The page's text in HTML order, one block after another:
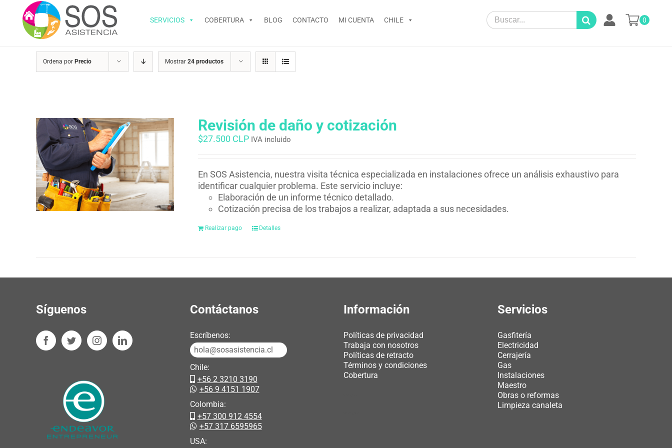
contenido
SERVICIOS COBERTURA BLOG CONTACTO MI CUENTA CHILE
Search
for:
0
Ordena por Precio Mostrar 24 productos
Revisión de daño y cotización
$27.500 CLP IVA incluido
En SOS Asistencia, nuestra visita técnica especializada en instalaciones ofrece un análisis exhaustivo para
identificar cualquier problema. Este servicio incluye:
Elaboración de un informe técnico detallado.
Cotización precisa de los trabajos a realizar, adaptada a sus necesidades.
Realizar pago Detalles
Síguenos Contáctanos
Escríbenos:
hola@sosasistencia.cl
Chile:
+56 2 3210 3190
+56 9 4151 1907
Colombia:
+57 300 912 4554
+57 317 6595965
USA:
Información
Políticas de privacidad
Trabaja con nosotros
Políticas de retracto
Términos y condiciones
Cobertura
Servicios
Gasfitería
Electricidad
Cerrajería
Gas
Instalaciones
Maestro
Obras o reformas
Limpieza canaleta